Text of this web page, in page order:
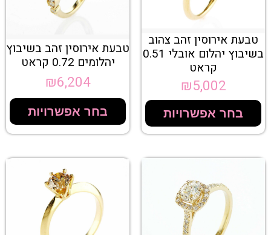
טבעת אירוסין זהב צהוב
בשיבוץ יהלום אובלי 0.51
קראט
₪5,002
בחר אפשרויות
טבעת אירוסין זהב בשיבוץ
יהלומים 0.72 קראט
₪6,204
בחר אפשרויות